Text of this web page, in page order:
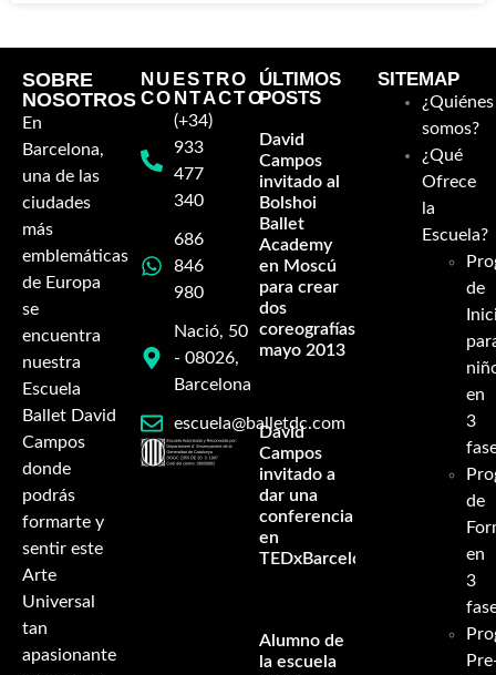
SOBRE
NOSOTROS
En
Barcelona,
una de las
ciudades
más
emblemáticas
de Europa
se
encuentra
nuestra
Escuela
Ballet David
Campos
donde
podrás
formarte y
sentir este
Arte
Universal
tan
apasionante
NUESTRO
CONTACTO
(+34)
933
477
340
686
846
980
Nació, 50
- 08026,
Barcelona
escuela@balletdc.com
ÚLTIMOS
POSTS
David
Campos
invitado al
Bolshoi
Ballet
Academy
en Moscú
para crear
dos
coreografías-
mayo 2013
David
Campos
invitado a
dar una
conferencia
en
TEDxBarcelona
Alumno de
la escuela
SITEMAP
¿Quiénes
somos?
¿Qué
Ofrece
la
Escuela?
de
en
3
de
en
3